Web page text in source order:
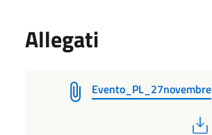
Allegati
Evento_PL_27novembre